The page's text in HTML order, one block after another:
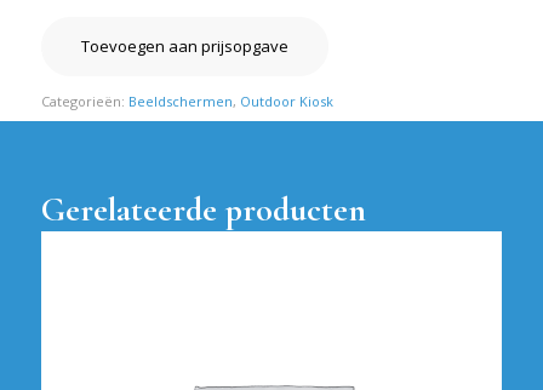
Toevoegen aan prijsopgave
Categorieën: Beeldschermen, Outdoor Kiosk
Gerelateerde producten